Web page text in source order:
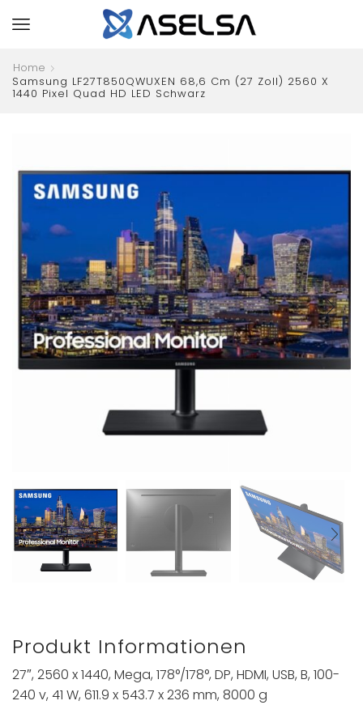
Home
Samsung LF27T850QWUXEN 68,6 Cm (27 Zoll) 2560 X
1440 Pixel Quad HD LED Schwarz
Produkt Informationen
27″, 2560 x 1440, Mega, 178°/178°, DP, HDMI, USB, B, 100-
240 v, 41 W, 611.9 x 543.7 x 236 mm, 8000 g